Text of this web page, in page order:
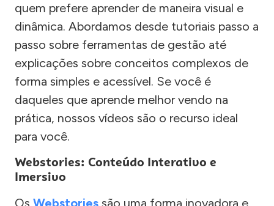
quem prefere aprender de maneira visual e
dinâmica. Abordamos desde tutoriais passo a
passo sobre ferramentas de gestão até
explicações sobre conceitos complexos de
forma simples e acessível. Se você é
daqueles que aprende melhor vendo na
prática, nossos vídeos são o recurso ideal
para você.
Webstories: Conteúdo Interativo e
Imersivo
Os Webstories são uma forma inovadora e